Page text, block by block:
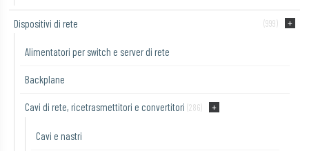
Dispositivi di rete (999)
Alimentatori per switch e server di rete
Backplane
Cavi di rete, ricetrasmettitori e convertitori (286)
Cavi e nastri